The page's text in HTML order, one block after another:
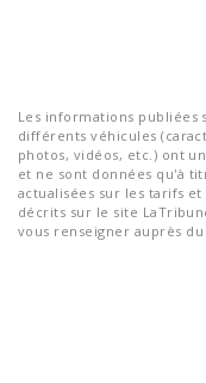
Les informations publiées
différents véhicules
photos, vidéos, etc.) ont
et ne sont données qu'à
actualisées sur les tarifs
décrits sur le site
vous renseigner auprès